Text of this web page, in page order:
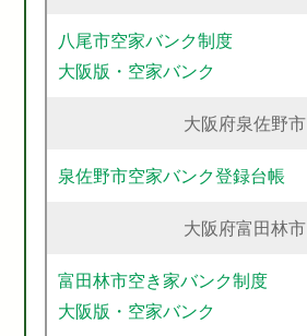
八尾市空家バンク制度
大阪版・空家バンク
大阪府泉佐野市
泉佐野市空家バンク登録台帳
大阪府富田林市
富田林市空き家バンク制度
大阪版・空家バンク